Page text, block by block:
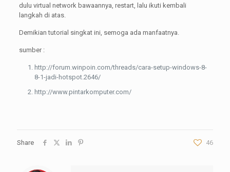
dulu virtual network bawaannya, restart, lalu ikuti kembali
langkah di atas.
Demikian tutorial singkat ini, semoga ada manfaatnya.
sumber :
http://forum.winpoin.com/threads/cara-setup-windows-8-
8-1-jadi-hotspot.2646/
http://www.pintarkomputer.com/
Share 46